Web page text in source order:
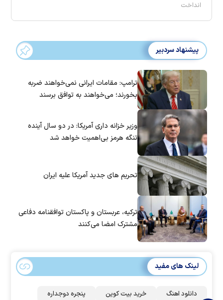
انداخت
پیشنهاد سردبیر
ترامپ: مقامات ایرانی نمی‌خواهند ضربه
بخورند؛ می‌خواهند به توافق برسند
وزیر خزانه داری آمریکا: در دو سال آینده
تنگه هرمز بی‌اهمیت خواهد شد
تحریم های جدید آمریکا علیه ایران
ترکیه، عربستان و پاکستان توافقنامه دفاعی
مشترک امضا می‌کنند
لینک های مفید
دانلود اهنگ خرید بیت کوین پنجره دوجداره